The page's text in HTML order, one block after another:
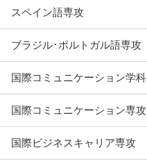
スペイン語専攻
ブラジル･ポルトガル語専攻
国際コミュニケーション学科
国際コミュニケーション専攻
国際ビジネスキャリア専攻